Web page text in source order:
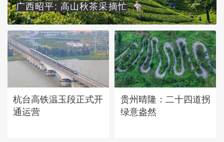
广西昭平: 高山秋茶采摘忙
杭台高铁温玉段正式开
通运营
贵州晴隆：二十四道拐
绿意盎然